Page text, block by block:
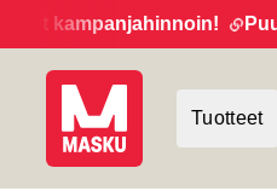
kampanjahinnoin!
Tuotteet